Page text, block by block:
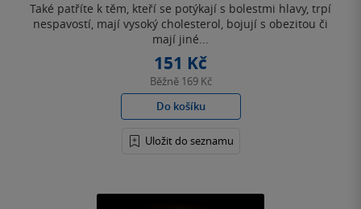
Také patříte k těm, kteří se potýkají s bolestmi hlavy, trpí
nespavostí, mají vysoký cholesterol, bojují s obezitou či
mají jiné...
151 Kč
Běžně 169 Kč
Do košíku
Uložit do seznamu